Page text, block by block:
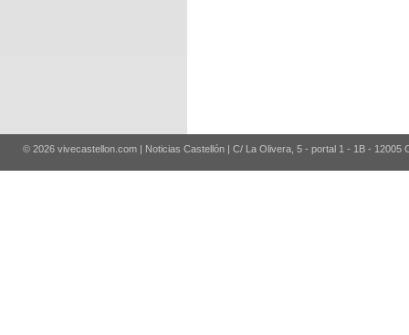
© 2026 vivecastellon.com | Noticias Castellón | C/ La Olivera, 5 - portal 1 - 1B - 12005